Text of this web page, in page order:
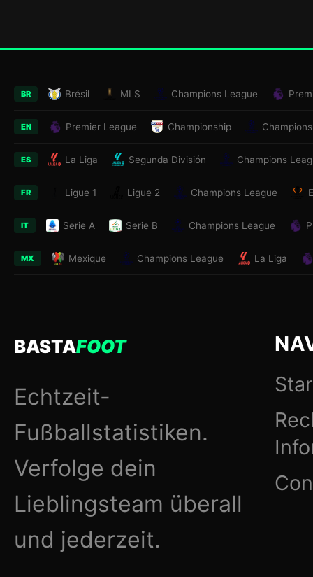
BR Brésil MLS Champions League
EN Premier League Championship
ES La Liga Segunda División Champions
FR Ligue 1 Ligue 2 Champions League
IT Serie A Serie B Champions League
MX Mexique Champions League La Liga
BASTAFOOT
Echtzeit-
Fußballstatistiken.
Verfolge dein
Lieblingsteam überall
und jederzeit.